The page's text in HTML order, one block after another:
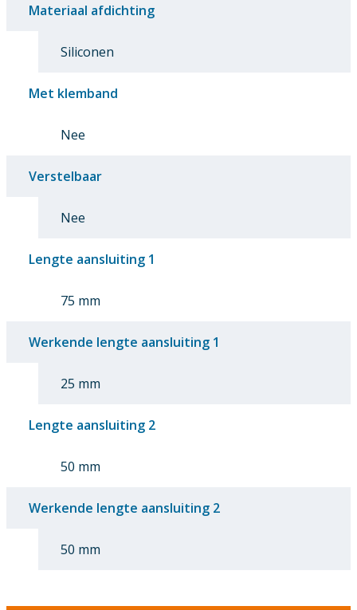
Materiaal afdichting
Siliconen
Met klemband
Nee
Verstelbaar
Nee
Lengte aansluiting 1
75 mm
Werkende lengte aansluiting 1
25 mm
Lengte aansluiting 2
50 mm
Werkende lengte aansluiting 2
50 mm